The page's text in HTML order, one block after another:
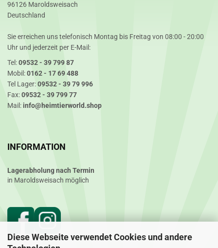
Diese Webseite verwendet Cookies und andere
96126 Maroldsweisach
Deutschland
Sie erreichen uns telefonisch Montag bis Freitag von 08:00 - 20:00
Uhr und jederzeit per E-Mail:
Tel:09532 - 39 799 87
Mobil:0162 - 17 69 488
Tel Lager:09532 - 39 79 996
Fax:09532 - 39 799 77
Mail: info@heimtierworld.shop
INFORMATION
Lagerabholung nach Termin
in Maroldsweisach möglich